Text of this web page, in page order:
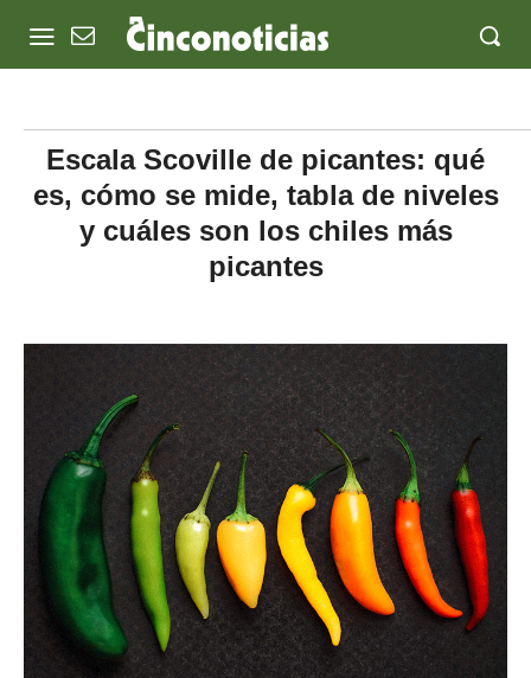
Escala Scoville de picantes: qué
es, cómo se mide, tabla de niveles
y cuáles son los chiles más
picantes